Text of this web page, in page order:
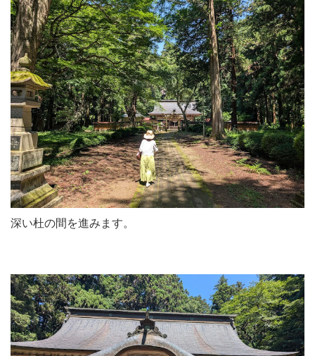
深い杜の間を進みます。